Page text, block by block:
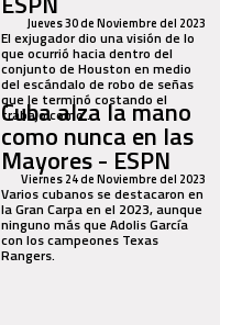
Jueves 30 de Noviembre del 2023
El exjugador dio una visión de lo
que ocurrió hacia dentro del
conjunto de Houston en medio
del escándalo de robo de señas
que le terminó costando el
trabajo como...
Cuba alza la mano
como nunca en las
Mayores - ESPN
Viernes 24 de Noviembre del 2023
Varios cubanos se destacaron en
la Gran Carpa en el 2023, aunque
ninguno más que Adolis García
con los campeones Texas
Rangers.